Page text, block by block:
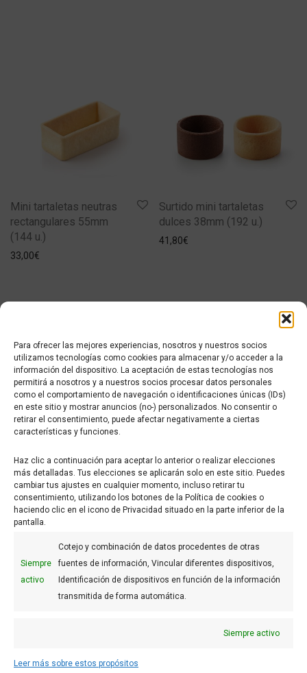
Para ofrecer las mejores experiencias, nosotros y nuestros socios
utilizamos tecnologías como cookies para almacenar y/o acceder a la
información del dispositivo. La aceptación de estas tecnologías nos
permitirá a nosotros y a nuestros socios procesar datos personales
como el comportamiento de navegación o identificaciones únicas (IDs)
en este sitio y mostrar anuncios (no-) personalizados. No consentir o
retirar el consentimiento, puede afectar negativamente a ciertas
características y funciones.
Haz clic a continuación para aceptar lo anterior o realizar elecciones
más detalladas. Tus elecciones se aplicarán solo en este sitio. Puedes
cambiar tus ajustes en cualquier momento, incluso retirar tu
consentimiento, utilizando los botones de la Política de cookies o
haciendo clic en el icono de Privacidad situado en la parte inferior de la
pantalla.
Siempre
activo
Cotejo y combinación de datos procedentes de otras
fuentes de información, Vincular diferentes dispositivos,
Identificación de dispositivos en función de la información
transmitida de forma automática.
Siempre activo
Leer más sobre estos propósitos
Mini tartaletas neutras
rectangulares 55mm
(144 u.)
33,00€
Surtido mini tartaletas
dulces 38mm (192 u.)
41,80€
Mini tartaletas neutras
40mm (280 u.)
62,70€
Condiciones generales